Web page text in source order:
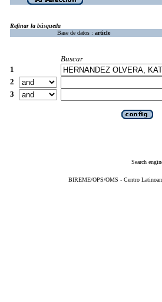
Refinar la búsqueda
Base de datos : article
Buscar
1
2
3
Search
BIREME/OPS/OMS - Centro